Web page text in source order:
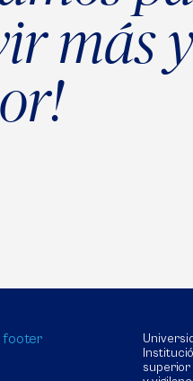
más y
superior